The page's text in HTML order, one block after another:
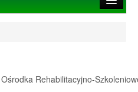
Rehabilitacyjno-